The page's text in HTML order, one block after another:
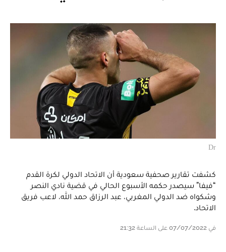
Dr
كشفت تقارير صحفية سعودية أن الاتحاد الدولي لكرة القدم
“فيفا” سيصدر حكمه الأسبوع الحالي في قضية نادي النصر
وشكواه ضد الدولي المغربي، عبد الرزاق حمد الله، لاعب فريق
الاتحاد.
في 07/07/2022 على الساعة 21:32